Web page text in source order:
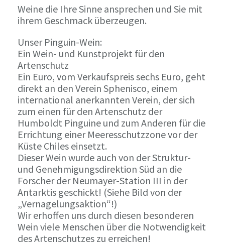
Weine die Ihre Sinne ansprechen und Sie mit
ihrem Geschmack überzeugen.
Unser Pinguin-Wein:
Ein Wein- und Kunstprojekt für den
Artenschutz
Ein Euro, vom Verkaufspreis sechs Euro, geht
direkt an den Verein Sphenisco, einem
international anerkannten Verein, der sich
zum einen für den Artenschutz der
Humboldt Pinguine und zum Anderen für die
Errichtung einer Meeresschutzzone vor der
Küste Chiles einsetzt.
Dieser Wein wurde auch von der Struktur-
und Genehmigungsdirektion Süd an die
Forscher der Neumayer-Station III in der
Antarktis geschickt! (Siehe Bild von der
„Vernagelungsaktion“!)
Wir erhoffen uns durch diesen besonderen
Wein viele Menschen über die Notwendigkeit
des Artenschutzes zu erreichen!